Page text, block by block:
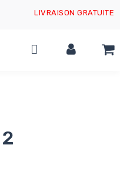
LIVRAISON GRATUITE